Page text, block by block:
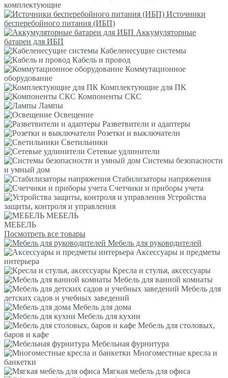
комплектующие
Источники
бесперебойного питания (ИБП)
Аккумуляторные
батареи для ИБП
Кабеленесущие системы
Кабель и провод
Коммутационное
оборудование
Комплектующие для ПК
Компоненты СКС
Лампы
Освещение
Разветвители и адаптеры
Розетки и выключатели
Светильники
Сетевые удлинители
Системы безопасности
и умный дом
Стабилизаторы напряжения
Счетчики и приборы учета
Устройства
защиты, контроля и управления
МЕБЕЛЬ
МЕБЕЛЬ
Посмотреть все товары
Мебель для руководителей
Аксессуары и предметы
интерьера
Кресла и стулья, аксессуары
Мебель для ванной комнаты
Мебель для
детских садов и учебных заведений
Мебель для дома
Мебель для кухни
Мебель для столовых,
баров и кафе
Мебельная фурнитура
Многоместные кресла и
банкетки
Мягкая мебель для офиса